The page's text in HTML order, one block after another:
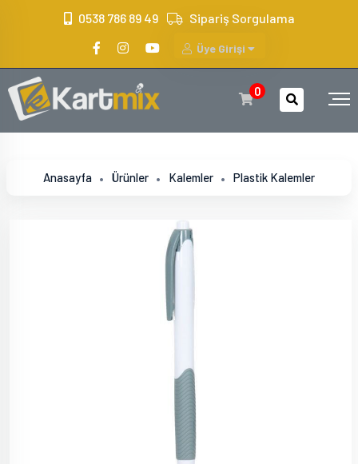
0538 786 89 49 Sipariş Sorgulama
Üye Girişi
0
Anasayfa Ürünler Kalemler Plastik Kalemler